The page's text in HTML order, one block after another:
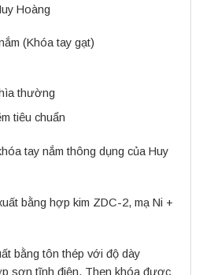
Hoàng
(Khóa tay gạt)
thường
tiêu chuẩn
tay nắm thông dụng của Huy
bằng hợp kim ZDC-2, mạ Ni +
bằng tôn thép với độ dày
sơn tĩnh điện. Then khóa được